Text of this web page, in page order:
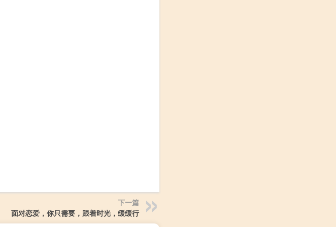
下一篇
面对恋爱，你只需要，跟着时光，缓缓行